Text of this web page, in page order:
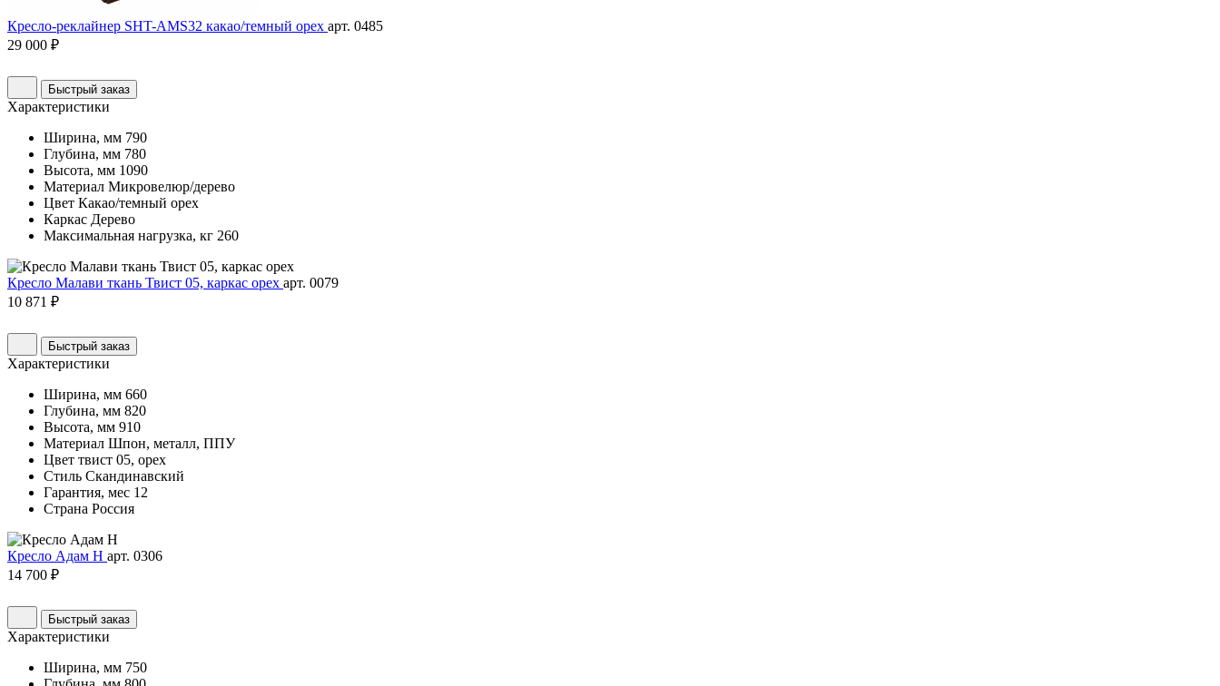
Кресло-реклайнер SHT-AMS32 какао/темный орех арт. 0485
29 000 ₽
Быстрый заказ
Характеристики
Ширина, мм 790
Глубина, мм 780
Высота, мм 1090
Материал Микровелюр/дерево
Цвет Какао/темный орех
Каркас Дерево
Максимальная нагрузка, кг 260
Кресло Малави ткань Твист 05, каркас орех арт. 0079
10 871 ₽
Быстрый заказ
Характеристики
Ширина, мм 660
Глубина, мм 820
Высота, мм 910
Материал Шпон, металл, ППУ
Цвет твист 05, орех
Стиль Скандинавский
Гарантия, мес 12
Страна Россия
Кресло Адам Н арт. 0306
14 700 ₽
Быстрый заказ
Характеристики
Ширина, мм 750